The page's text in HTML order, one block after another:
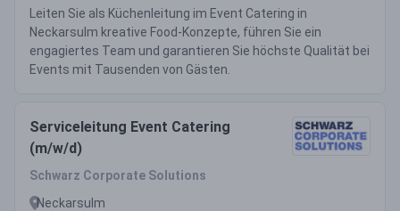
Leiten Sie als Küchenleitung im Event Catering in
Neckarsulm kreative Food-Konzepte, führen Sie ein
engagiertes Team und garantieren Sie höchste Qualität bei
Events mit Tausenden von Gästen.
Serviceleitung Event Catering
(m/w/d)
Schwarz Corporate Solutions
Neckarsulm